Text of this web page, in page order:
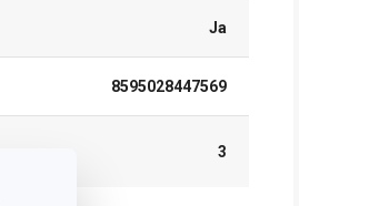
Ja
8595028447569
3